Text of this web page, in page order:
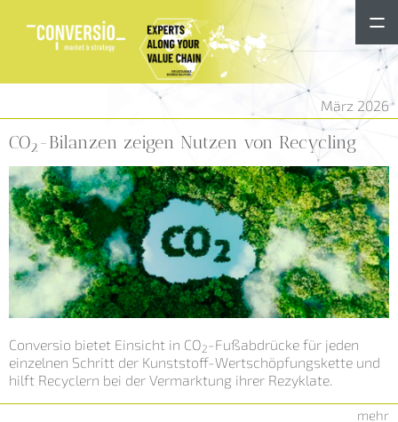
März 2026
CO2 -Bilanzen zeigen Nutzen von Recycling
Conversio bietet Einsicht in CO2-Fußabdrücke für jeden
einzelnen Schritt der Kunststoff-Wertschöpfungskette und
hilft Recyclern bei der Vermarktung ihrer Rezyklate.
mehr